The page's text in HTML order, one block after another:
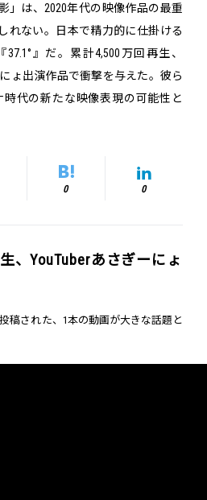
」は、2020年代の映像作品の最重
れない。日本で精力的に仕掛ける
』だ。累計4,500万回再生、
ょ出演作品で衝撃を与えた。彼ら
代の新たな映像表現の可能性と
0 0
、YouTuberあさぎーにょ
投稿された、1本の動画が大きな話題と